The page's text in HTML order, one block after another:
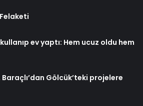
ev yaptı: Hem ucuz oldu hem
Gölcük’teki projelere